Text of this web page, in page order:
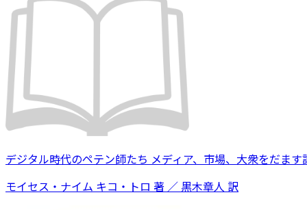
デジタル時代のペテン師たち メディア、市場、大衆をだます
モイセス・ナイム キコ・トロ 著 ／ 黒木章人 訳